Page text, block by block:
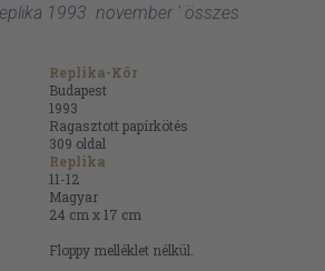
1993. november ' összes
Replika-Kör
Budapest
1993
Ragasztott papírkötés
309 oldal
Replika
11-12
Magyar
24 cm x 17 cm
Floppy melléklet nélkül.